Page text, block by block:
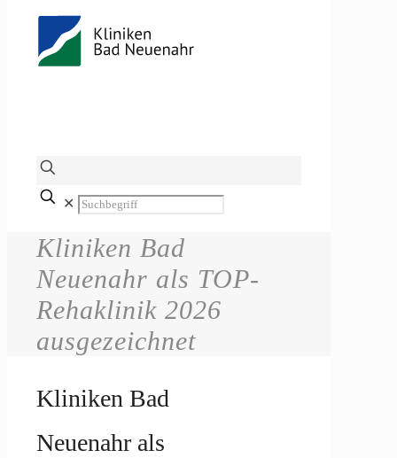
✕
Kliniken Bad
Neuenahr als TOP-
Rehaklinik 2026
ausgezeichnet
Kliniken Bad
Neuenahr als